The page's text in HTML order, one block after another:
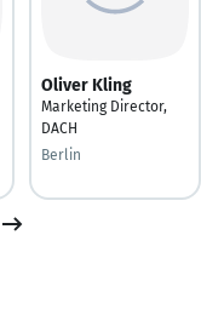
Oliver Kling
Marketing Director,
DACH
Berlin